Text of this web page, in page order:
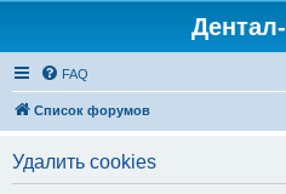
FAQ
Список форумов
Удалить cookies